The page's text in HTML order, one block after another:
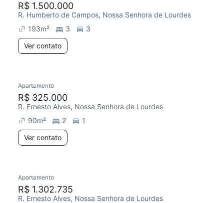
R$ 1.500.000
R. Humberto de Campos, Nossa Senhora de Lourdes
193m² 3
3
Ver contato
Chegou este mês
Apartamento
R$ 325.000
R. Ernesto Alves, Nossa Senhora de Lourdes
90m² 2
1
Ver contato
Redecorar
Apartamento
R$ 1.302.735
R. Ernesto Alves, Nossa Senhora de Lourdes